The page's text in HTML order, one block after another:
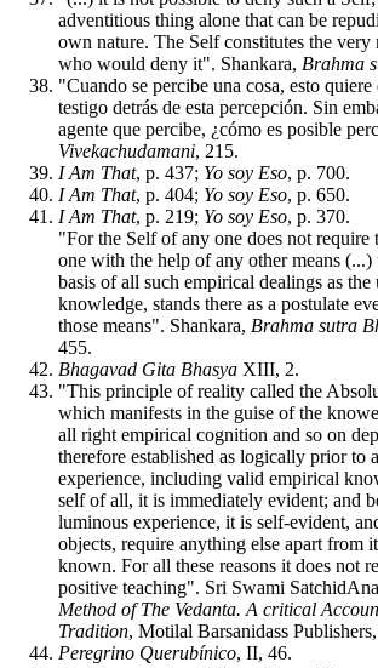
adventitious thing alone that can be
own nature. The Self constitutes the very
who would deny it". Shankara, Brahma
"Cuando se percibe una cosa, esto
testigo detrás de esta percepción. Sin
agente que percibe, ¿cómo es posible
Vivekachudamani, 215.
I Am That, p. 437; Yo soy Eso, p. 700.
I Am That, p. 404; Yo soy Eso, p. 650.
I Am That, p. 219; Yo soy Eso, p. 370.
"For the Self of any one does not require
one with the help of any other means (...)
basis of all such empirical dealings as the
knowledge, stands there as a postulate
those means". Shankara, Brahma sutra
455.
Bhagavad Gita Bhasya XIII, 2.
"This principle of reality called the
which manifests in the guise of the
all right empirical cognition and so on
therefore established as logically prior to
experience, including valid empirical
self of all, it is immediately evident; and
luminous experience, it is self-evident,
objects, require anything else apart from
known. For all these reasons it does not
positive teaching". Sri Swami
Method of The Vedanta. A critical
Tradition, Motilal Barsanidass
Peregrino Querubínico, II, 46.